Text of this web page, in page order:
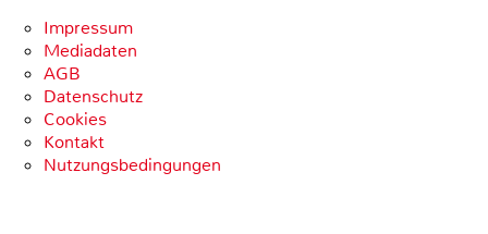
Impressum
Mediadaten
AGB
Datenschutz
Cookies
Kontakt
Nutzungsbedingungen